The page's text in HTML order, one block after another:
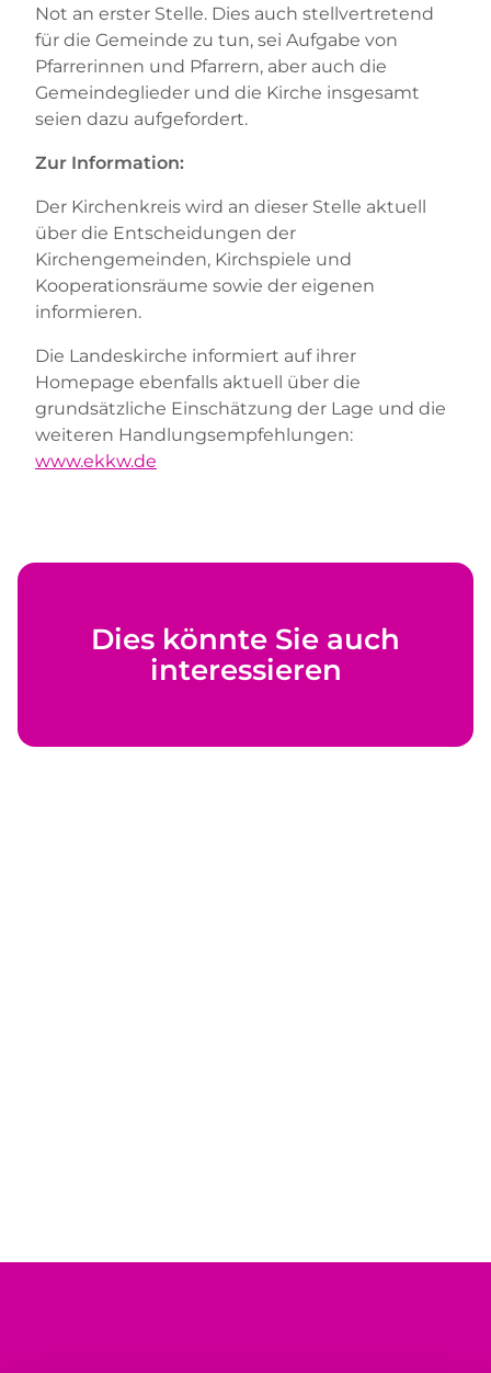
Not an erster Stelle. Dies auch stellvertretend
für die Gemeinde zu tun, sei Aufgabe von
Pfarrerinnen und Pfarrern, aber auch die
Gemeindeglieder und die Kirche insgesamt
seien dazu aufgefordert.
Zur Information:
Der Kirchenkreis wird an dieser Stelle aktuell
über die Entscheidungen der
Kirchengemeinden, Kirchspiele und
Kooperationsräume sowie der eigenen
informieren.
Die Landeskirche informiert auf ihrer
Homepage ebenfalls aktuell über die
grundsätzliche Einschätzung der Lage und die
weiteren Handlungsempfehlungen:
www.ekkw.de
Dies könnte Sie auch
interessieren